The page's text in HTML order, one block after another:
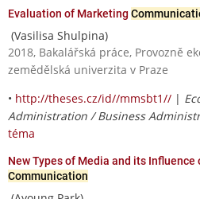
Evaluation of Marketing
(Vasilisa Shulpina)
2018, Bakalářská práce, Provozně
zemědělská univerzita v Praze
• http://theses.cz/id//mmsbt1// |
Administration / Business
téma
New Types of Media and its Influence
Communication